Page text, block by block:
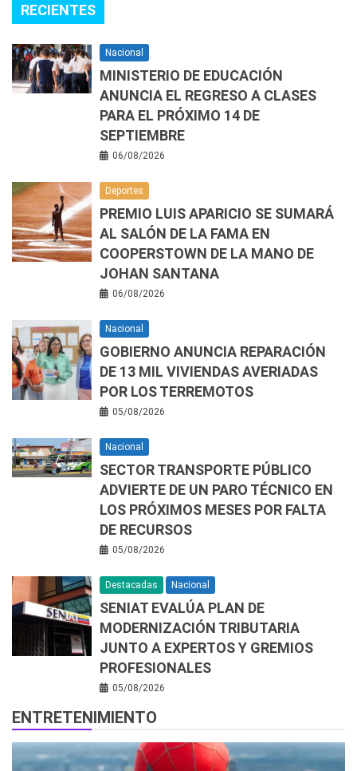
RECIENTES
Nacional
MINISTERIO DE EDUCACIÓN
ANUNCIA EL REGRESO A CLASES
PARA EL PRÓXIMO 14 DE
SEPTIEMBRE
06/08/2026
Deportes
PREMIO LUIS APARICIO SE SUMARÁ
AL SALÓN DE LA FAMA EN
COOPERSTOWN DE LA MANO DE
JOHAN SANTANA
06/08/2026
Nacional
GOBIERNO ANUNCIA REPARACIÓN
DE 13 MIL VIVIENDAS AVERIADAS
POR LOS TERREMOTOS
05/08/2026
Nacional
SECTOR TRANSPORTE PÚBLICO
ADVIERTE DE UN PARO TÉCNICO EN
LOS PRÓXIMOS MESES POR FALTA
DE RECURSOS
05/08/2026
Destacadas Nacional
SENIAT EVALÚA PLAN DE
MODERNIZACIÓN TRIBUTARIA
JUNTO A EXPERTOS Y GREMIOS
PROFESIONALES
05/08/2026
ENTRETENIMIENTO